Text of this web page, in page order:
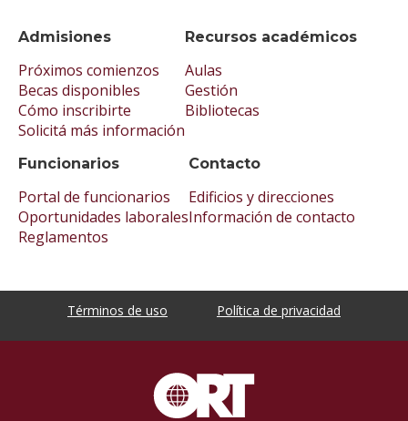
Admisiones
Próximos comienzos
Becas disponibles
Cómo inscribirte
Solicitá más información
Recursos académicos
Aulas
Gestión
Bibliotecas
Funcionarios
Portal de funcionarios
Oportunidades laborales
Reglamentos
Contacto
Edificios y direcciones
Información de contacto
Términos de uso Política de privacidad